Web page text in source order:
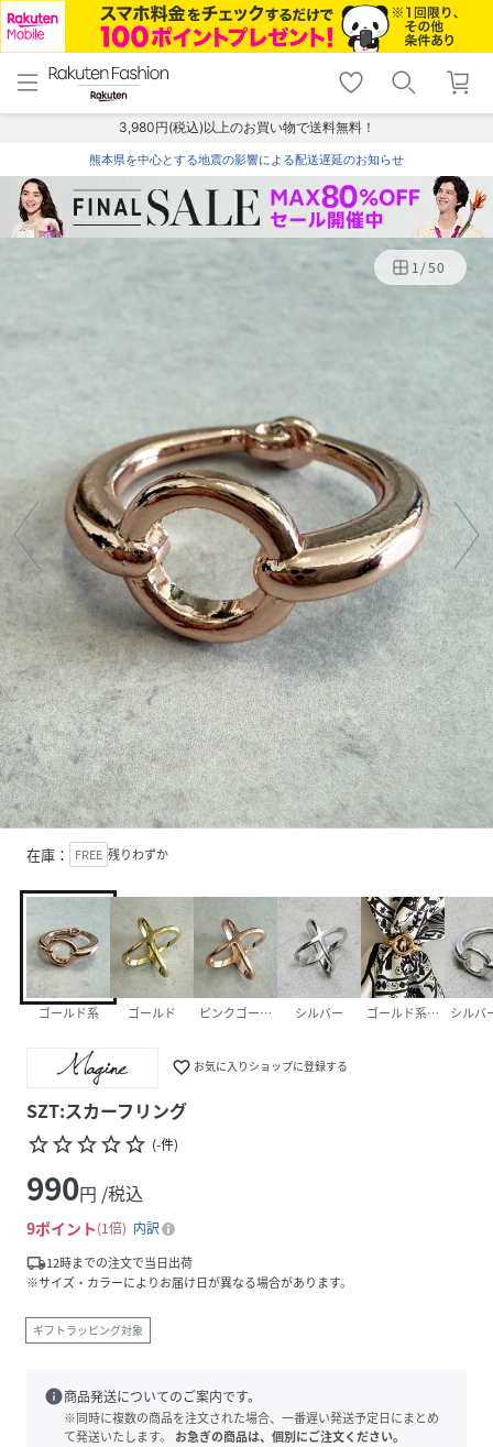
menu home
トップ
shopping_cart lock_outline
ログイン
3,980円(税込)以上のお買い物で送料無料！
熊本県を中心とする地震の影響による配送遅延のお知らせ
1/50
在庫： FREE 残りわずか
ゴールド系 ゴールド ピンクゴールド シルバー ゴールド系その他シルバ
favorite_border お気に入りショップに登録する
SZT:スカーフリング
star_borderstar_borderstar_borderstar_borderstar_border (-件)
990円 /税込
9ポイント 1倍
内訳
local_shipping12時までの注文で当日出荷
※サイズ・カラーによりお届け日が異なる場合があります。
ギフトラッピング対象
info商品発送についてのご案内です。
※同時に複数の商品を注文された場合、一番遅い発送予定日にまとめ
て発送いたします。
お急ぎの商品は、個別にご注文ください。